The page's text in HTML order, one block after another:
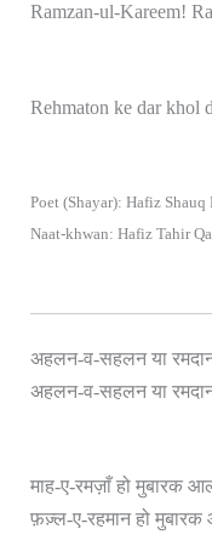
Ramzan-ul-Kareem!
Rehmaton ke dar khol
Poet (Shayar): Hafiz Shauq
Naat-khwan: Hafiz Tahir
अहलन-व-सहलन या
अहलन-व-सहलन या
माह-ए-रमज़ाँ हो मुबारक
फ़ज़्ल-ए-रहमान हो